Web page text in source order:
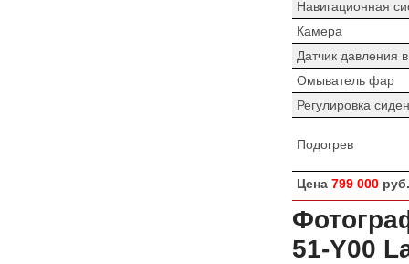
Навигационная
Камера
Датчик давления
Омыватель фар
Регулировка
Подогрев
Цена 799 000руб.
51-Y00